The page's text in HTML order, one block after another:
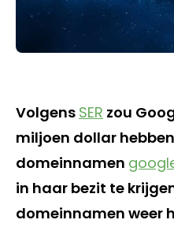
Volgens SER zou
miljoen dollar
domeinnamen
in haar bezit te
domeinnamen weer